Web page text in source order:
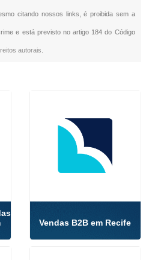
citando nossos links, é proibida sem a
e está previsto no artigo 184 do Código
autorais
Vendas B2B em Recife